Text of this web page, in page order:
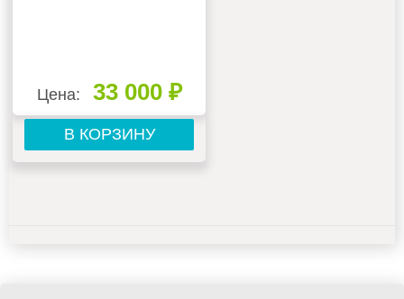
Цена: 33 000 ₽
В КОРЗИНУ